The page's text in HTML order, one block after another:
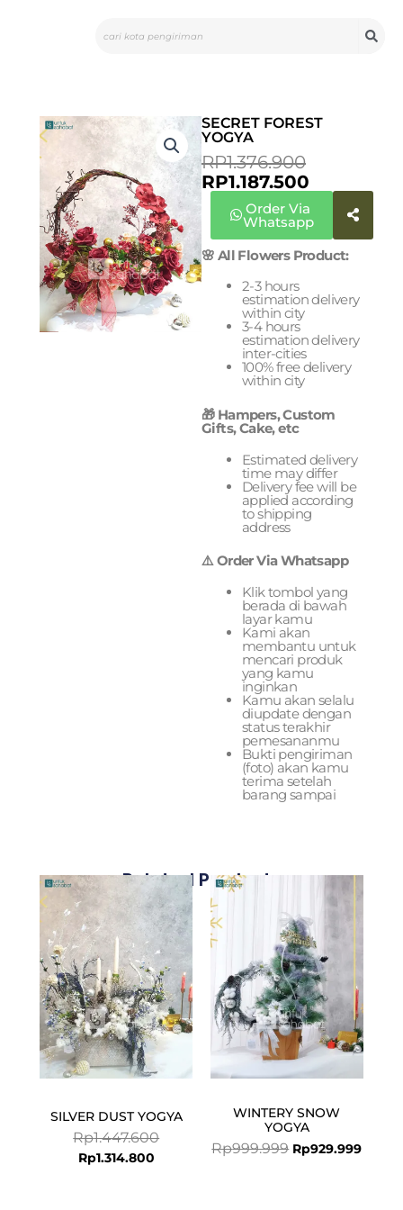
SECRET FOREST
YOGYA
RP1.376.900
RP1.187.500
Order Via
Whatsapp
🌸 All Flowers Product:
2-3 hours
estimation delivery
within city
3-4 hours
estimation delivery
inter-cities
100% free delivery
within city
🎁 Hampers, Custom
Gifts, Cake, etc
Estimated delivery
time may differ
Delivery fee will be
applied according
to shipping
address
⚠️ Order Via Whatsapp
Klik tombol yang
berada di bawah
layar kamu
Kami akan
membantu untuk
mencari produk
yang kamu
inginkan
Kamu akan selalu
diupdate dengan
status terakhir
pemesananmu
Bukti pengiriman
(foto) akan kamu
terima setelah
barang sampai
Related Products
SILVER DUST YOGYA
Rp1.447.600
Original
price
was:
Rp1.447.600.
Rp1.314.800
Current
price
is:
Rp1.314.800.
WINTERY SNOW
YOGYA
Rp999.999
was:
Rp999.999.
Rp929.999